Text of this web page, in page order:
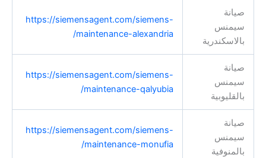
صيانة
سيمنس
بالاسكندرية
https://siemensagent.com/siemens-
maintenance-alexandria/
صيانة
سيمنس
بالقليوبية
https://siemensagent.com/siemens-
maintenance-qalyubia/
صيانة
سيمنس
بالمنوفية
https://siemensagent.com/siemens-
maintenance-monufia/